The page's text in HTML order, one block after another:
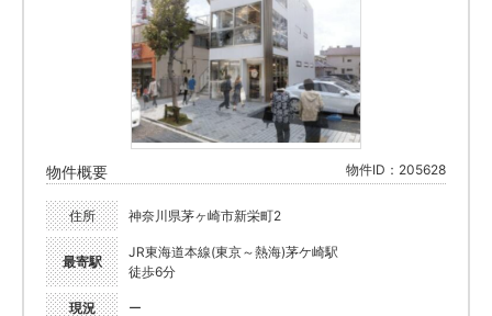
物件概要 物件ID：205628
住所 神奈川県茅ヶ崎市新栄町2
最寄駅
JR東海道本線(東京～熱海)茅ケ崎駅
徒歩6分
現況 ー